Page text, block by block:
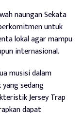
naungan Sekata
untuk
lokal agar mampu
internasional.
musisi dalam
sedang
Jersey Trap
dapat